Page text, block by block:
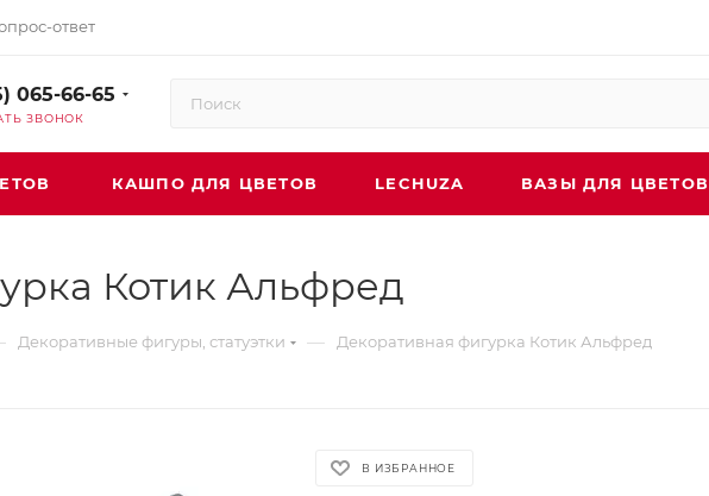
ответ
065-66-65
ЗВОНОК
КАШПО ДЛЯ ЦВЕТОВ LECHUZA ВАЗЫ ДЛЯ ЦВЕТОВ
Котик Альфред
Декоративные фигуры, статуэтки — Декоративная фигурка Котик Альфред
В ИЗБРАННОЕ